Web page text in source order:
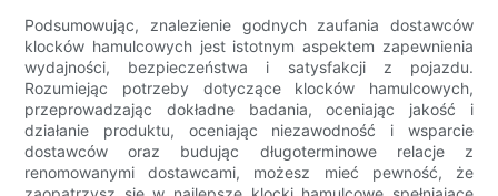
Podsumowując, znalezienie godnych zaufania dostawców
klocków hamulcowych jest istotnym aspektem zapewnienia
wydajności, bezpieczeństwa i satysfakcji z pojazdu.
Rozumiejąc potrzeby dotyczące klocków hamulcowych,
przeprowadzając dokładne badania, oceniając jakość i
działanie produktu, oceniając niezawodność i wsparcie
dostawców oraz budując długoterminowe relacje z
renomowanymi dostawcami, możesz mieć pewność, że